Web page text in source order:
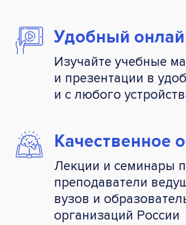
Удобный
Изучайте учебные
и презентации в
и с любого
Качественное
Лекции и семинары
преподаватели
вузов и
организаций России